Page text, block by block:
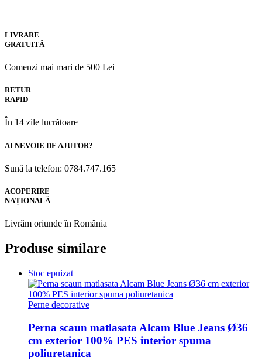
LIVRARE
GRATUITĂ
Comenzi mai mari de 500 Lei
RETUR
RAPID
În 14 zile lucrătoare
AI NEVOIE DE AJUTOR?
Sună la telefon: 0784.747.165
ACOPERIRE
NAȚIONALĂ
Livrăm oriunde în România
Produse similare
Stoc epuizat
Perne decorative
Perna scaun matlasata Alcam Blue Jeans Ø36
cm exterior 100% PES interior spuma
poliuretanica